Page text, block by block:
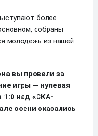
более
собраны
молодежь из нашей
вы провели за
игры — нулевая
1:0 над «СКА-
осени оказались